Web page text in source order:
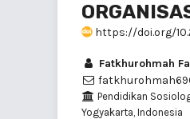
https://doi.org/
Fatkhurohmah
Pendidikan
Yogyakarta, Indonesia